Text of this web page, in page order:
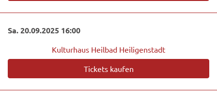
Sa. 20.09.2025 16:00
Kulturhaus Heilbad Heiligenstadt
Tickets kaufen